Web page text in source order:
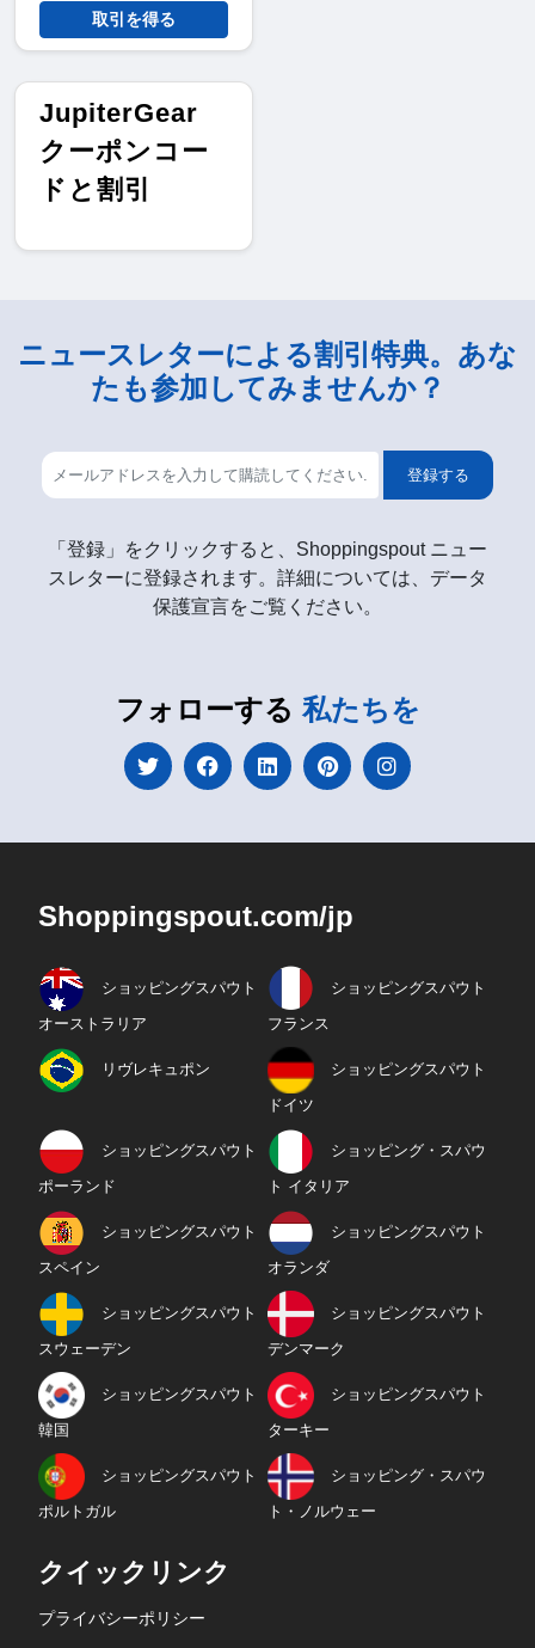
取引を得る
JupiterGear
クーポンコー
ドと割引
ニュースレターによる割引特典。あな
たも参加してみませんか？
登録する
「登録」をクリックすると、Shoppingspout ニュー
スレターに登録されます。詳細については、データ
保護宣言をご覧ください。
フォローする 私たちを
Shoppingspout.com/jp
ショッピングスパウト
オーストラリア
ショッピングスパウト
フランス
リヴレキュポン ショッピングスパウト
ドイツ
ショッピングスパウト
ポーランド
ショッピング・スパウ
ト イタリア
ショッピングスパウト
スペイン
ショッピングスパウト
オランダ
ショッピングスパウト
スウェーデン
ショッピングスパウト
デンマーク
ショッピングスパウト
韓国
ショッピングスパウト
ターキー
ショッピングスパウト
ポルトガル
ショッピング・スパウ
ト・ノルウェー
クイックリンク
プライバシーポリシー